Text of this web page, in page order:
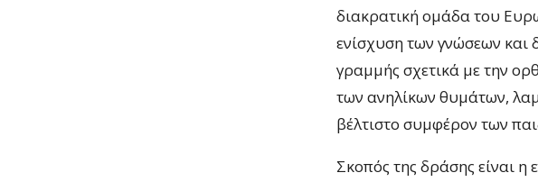
διακρατική ομάδα του
ενίσχυση των γνώσεων και
γραμμής σχετικά με την
των ανηλίκων θυμάτων,
βέλτιστο συμφέρον των
Σκοπός της δράσης είναι η